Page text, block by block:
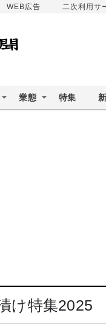
WEB広告 二次利用サ
業態 特集
け特集2025